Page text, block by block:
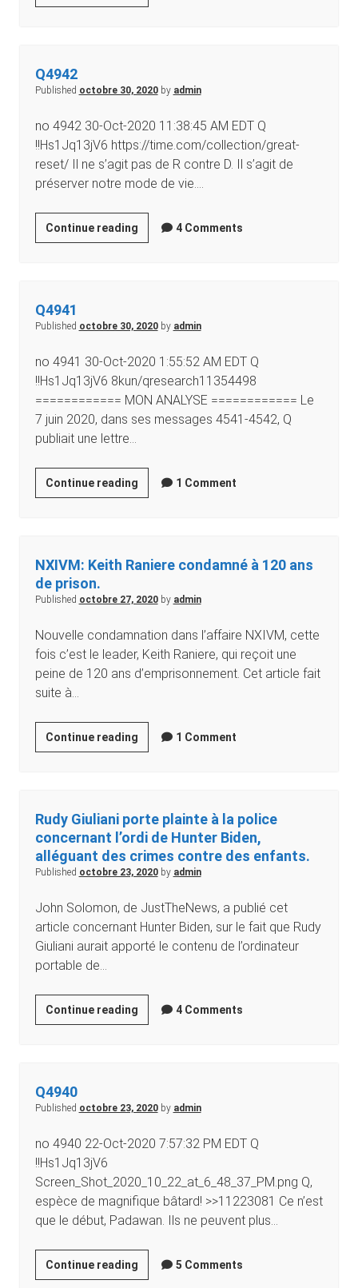
Q4942
Published octobre 30, 2020by admin
no 4942 30-Oct-2020 11:38:45 AM EDT Q
!!Hs1Jq13jV6 https://time.com/collection/great-
reset/ Il ne s’agit pas de R contre D. Il s’agit de
préserver notre mode de vie.…
Continue reading 4 Comments
Q4941
Published octobre 30, 2020by admin
no 4941 30-Oct-2020 1:55:52 AM EDT Q
!!Hs1Jq13jV6 8kun/qresearch11354498
============ MON ANALYSE ============ Le
7 juin 2020, dans ses messages 4541-4542, Q
publiait une lettre…
Continue reading 1 Comment
NXIVM: Keith Raniere condamné à 120 ans
de prison.
Published octobre 27, 2020by admin
Nouvelle condamnation dans l’affaire NXIVM, cette
fois c’est le leader, Keith Raniere, qui reçoit une
peine de 120 ans d’emprisonnement. Cet article fait
suite à…
Continue reading 1 Comment
Rudy Giuliani porte plainte à la police
concernant l’ordi de Hunter Biden,
alléguant des crimes contre des enfants.
Published octobre 23, 2020by admin
John Solomon, de JustTheNews, a publié cet
article concernant Hunter Biden, sur le fait que Rudy
Giuliani aurait apporté le contenu de l’ordinateur
portable de…
Continue reading 4 Comments
Q4940
Published octobre 23, 2020by admin
no 4940 22-Oct-2020 7:57:32 PM EDT Q
!!Hs1Jq13jV6
Screen_Shot_2020_10_22_at_6_48_37_PM.png Q,
espèce de magnifique bâtard! >>11223081 Ce n’est
que le début, Padawan. Ils ne peuvent plus…
Continue reading 5 Comments